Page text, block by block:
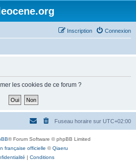
Connexion
Inscription
les cookies de ce forum ?
Fuseau horaire sur UTC+02:00
® Forum Software © phpBB Limited
française officielle ©Qiaeru
| Conditions